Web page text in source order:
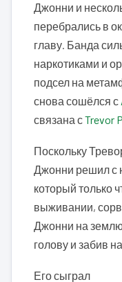
Джонни и
перебрались в
главу. Банда
наркотиками и
подсел на
снова сошёлся с
связана сTrevor
Поскольку
Джонни решил с
который только
выживании,
Джонни на
голову и забив
Его сыграл